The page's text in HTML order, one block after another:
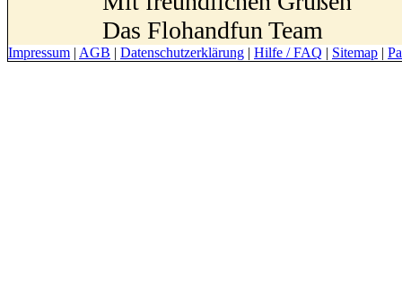
Das Flohandfun Team
Impressum | AGB | Datenschutzerklärung | Hilfe / FAQ | Sitemap |